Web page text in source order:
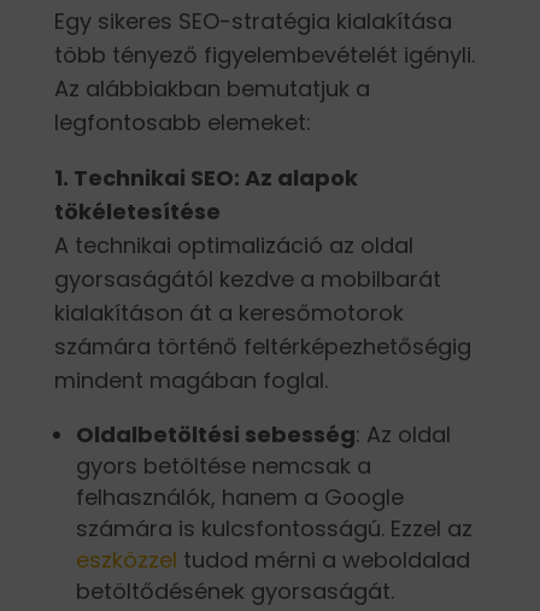
Egy sikeres SEO-stratégia kialakítása
több tényező figyelembevételét igényli.
Az alábbiakban bemutatjuk a
legfontosabb elemeket:
1. Technikai SEO: Az alapok
tökéletesítése
A technikai optimalizáció az oldal
gyorsaságától kezdve a mobilbarát
kialakításon át a keresőmotorok
számára történő feltérképezhetőségig
mindent magában foglal.
Oldalbetöltési sebesség: Az oldal
gyors betöltése nemcsak a
felhasználók, hanem a Google
számára is kulcsfontosságú. Ezzel az
eszközzel tudod mérni a weboldalad
betöltődésének gyorsaságát.